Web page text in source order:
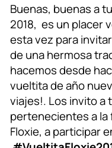
Buenas, buenas a
2018, es un placer
esta vez para
de una hermosa
hacemos desde
vueltita de año
viajes!. Los invito a
pertenecientes a la
Floxie, a participar